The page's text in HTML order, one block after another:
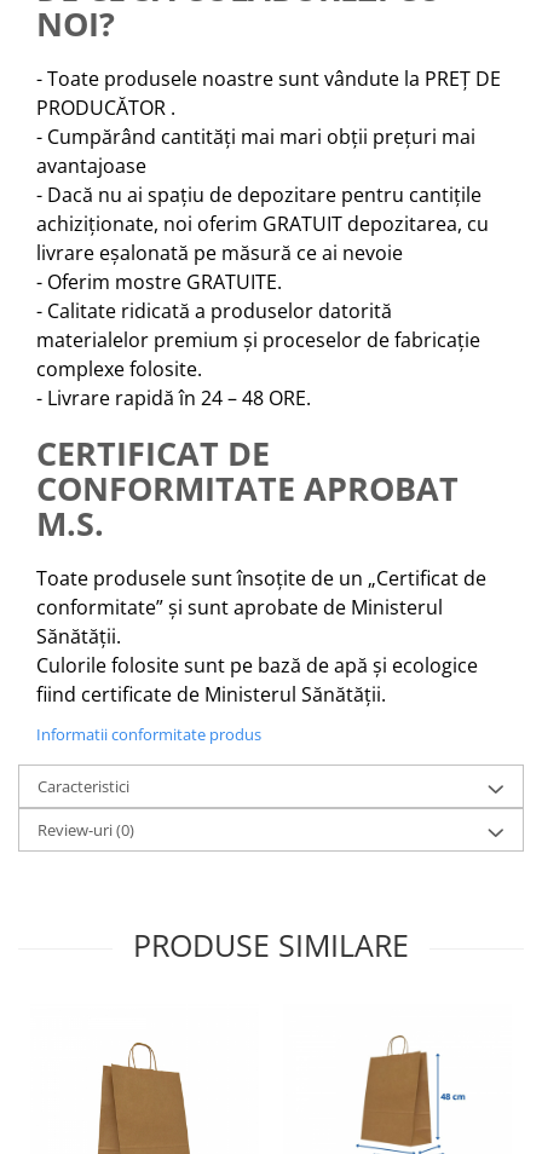
NOI?
- Toate produsele noastre sunt vândute la PREȚ DE
PRODUCĂTOR .
- Cumpărând cantități mai mari obții prețuri mai
avantajoase
- Dacă nu ai spațiu de depozitare pentru cantițile
achiziționate, noi oferim GRATUIT depozitarea, cu
livrare eșalonată pe măsură ce ai nevoie
- Oferim mostre GRATUITE.
- Calitate ridicată a produselor datorită
materialelor premium și proceselor de fabricație
complexe folosite.
- Livrare rapidă în 24 – 48 ORE.
CERTIFICAT DE
CONFORMITATE APROBAT
M.S.
Toate produsele sunt însoțite de un „Certificat de
conformitate” și sunt aprobate de Ministerul
Sănătății.
Culorile folosite sunt pe bază de apă și ecologice
fiind certificate de Ministerul Sănătății.
Informatii conformitate produs
Caracteristici
Review-uri(0)
PRODUSE SIMILARE